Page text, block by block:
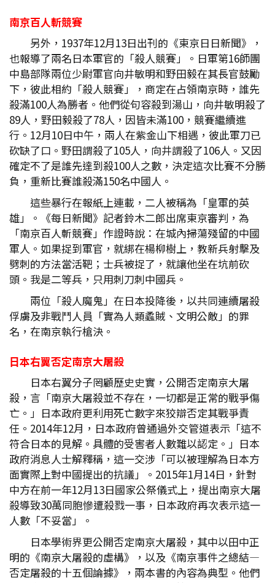
南京百人斬競賽
另外，1937年12月13日出刊的《東京日日新聞》，
也報導了兩名日本軍官的「殺人競賽」。日軍第16師團
中島部隊兩位少尉軍官向井敏明和野田毅在其長官鼓勵
下，彼此相約「殺人競賽」，商定在占領南京時，誰先
殺滿100人為勝者。他們從句容殺到湯山，向井敏明殺了
89人，野田毅殺了78人，因皆未滿100，競賽繼續進
行。12月10日中午，兩人在紫金山下相遇，彼此軍刀已
砍缺了口。野田謂殺了105人，向井謂殺了106人。又因
確定不了是誰先達到殺100人之數，決定這次比賽不分勝
負，重新比賽誰殺滿150名中國人。
這些暴行在報紙上連載，二人被稱為「皇軍的英
雄」。《每日新聞》記者鈴木二郎出席東京審判，為
「南京百人斬競賽」作證時說：在城內掃蕩殘留的中國
軍人。如果捉到軍官，就綁在楊柳樹上，教新兵射擊及
劈刺的方法當活靶；士兵被捉了，就讓他坐在坑前砍
頭。我是二等兵，只用刺刀刺中國兵。
兩位「殺人魔鬼」在日本投降後，以共同連續屠殺
俘虜及非戰鬥人員「實為人類蟊賊、文明公敵」的罪
名，在南京執行槍決。
日本右翼否定南京大屠殺
日本右翼分子罔顧歷史史實，公開否定南京大屠
殺，言「南京大屠殺並不存在，一切都是正常的戰爭傷
亡。」日本政府更利用死亡數字來狡辯否定其戰爭責
任。2014年12月，日本政府曾通過外交管道表示「這不
符合日本的見解。具體的受害者人數難以認定。」日本
政府消息人士解釋稱，這一交涉「可以被理解為日本方
面實際上對中國提出的抗議」。2015年1月14日，針對
中方在前一年12月13日國家公祭儀式上，提出南京大屠
殺導致30萬同胞慘遭殺戮一事，日本政府再次表示這一
人數「不妥當」。
日本學術界更公開否定南京大屠殺，其中以田中正
明的《南京大屠殺的虛構》，以及《南京事件之總結—
否定屠殺的十五個論據》，兩本書的內容為典型。他們